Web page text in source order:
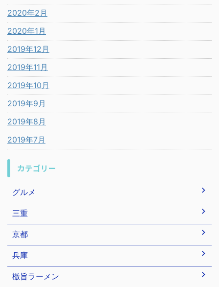
2020年2月
2020年1月
2019年12月
2019年11月
2019年10月
2019年9月
2019年8月
2019年7月
カテゴリー
グルメ
三重
京都
兵庫
檄旨ラーメン